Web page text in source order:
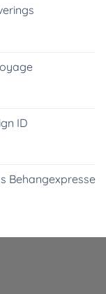
ID
Behangexpresse